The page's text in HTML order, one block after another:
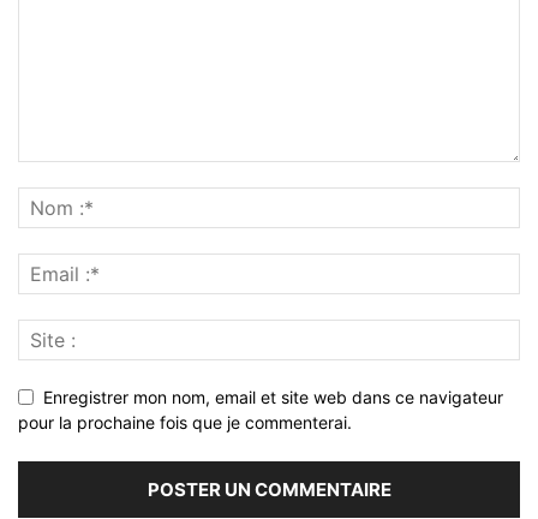
Enregistrer mon nom, email et site web dans ce navigateur
pour la prochaine fois que je commenterai.